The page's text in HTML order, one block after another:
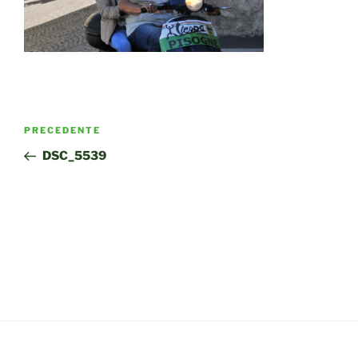
Navigazione
Articolo
precedente:
PRECEDENTE
DSC_5539